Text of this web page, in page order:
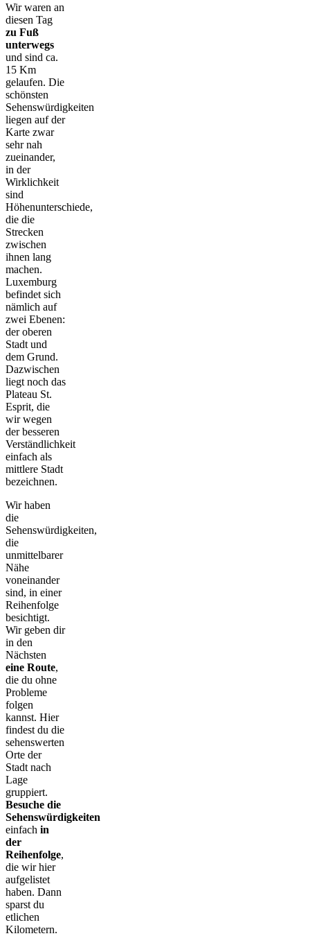
Wir waren an
diesen Tag
zu Fuß
unterwegs
und sind ca.
15 Km
gelaufen. Die
schönsten
Sehenswürdigkeiten
liegen auf der
Karte zwar
sehr nah
zueinander,
in der
Wirklichkeit
sind
Höhenunterschiede,
die die
Strecken
zwischen
ihnen lang
machen.
Luxemburg
befindet sich
nämlich auf
zwei Ebenen:
der oberen
Stadt und
dem Grund.
Dazwischen
liegt noch das
Plateau St.
Esprit, die
wir wegen
der besseren
Verständlichkeit
einfach als
mittlere Stadt
bezeichnen.
Wir haben
die
Sehenswürdigkeiten,
die
unmittelbarer
Nähe
voneinander
sind, in einer
Reihenfolge
besichtigt.
Wir geben dir
in den
Nächsten
eine Route,
die du ohne
Probleme
folgen
kannst. Hier
findest du die
sehenswerten
Orte der
Stadt nach
Lage
gruppiert.
Besuche die
Sehenswürdigkeiten
einfach in
der
Reihenfolge,
die wir hier
aufgelistet
haben. Dann
sparst du
etlichen
Kilometern.